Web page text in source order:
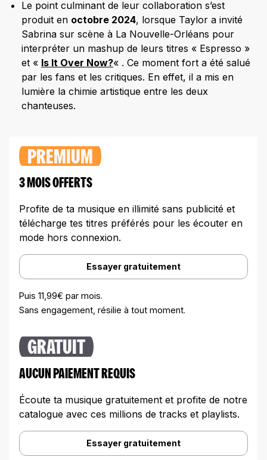
Le point culminant de leur collaboration s’est
produit en octobre 2024, lorsque Taylor a invité
Sabrina sur scène à La Nouvelle-Orléans pour
interpréter un mashup de leurs titres « Espresso »
et « Is It Over Now?« . Ce moment fort a été salué
par les fans et les critiques. En effet, il a mis en
lumière la chimie artistique entre les deux
chanteuses.​
PREMIUM
3 MOIS OFFERTS
Profite de ta musique en illimité sans publicité et
télécharge tes titres préférés pour les écouter en
mode hors connexion.
Essayer gratuitement
Puis 11,99€ par mois.
Sans engagement, résilie à tout moment.
GRATUIT
AUCUN PAIEMENT REQUIS
Écoute ta musique gratuitement et profite de notre
catalogue avec ces millions de tracks et playlists.
Essayer gratuitement